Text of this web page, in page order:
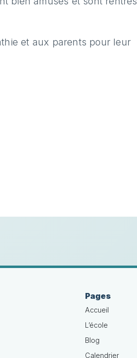
et aux parents pour leur
Pages
Accueil
L’école
Blog
Calendrier